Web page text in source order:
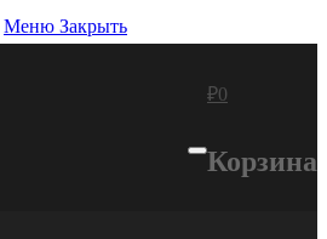
Меню Закрыть
₽0
Корзина